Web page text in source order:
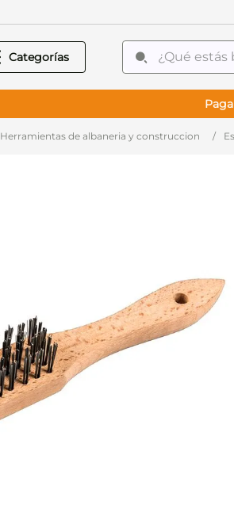
¿Qué estás
Herramientas de albaneria y construccion